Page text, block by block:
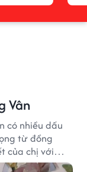
Vân
có nhiều dấu
từ đồng
của chị với